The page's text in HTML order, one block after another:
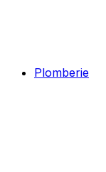
Plomberie